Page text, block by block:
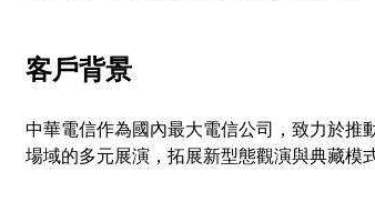
客戶背景
中華電信作為國內最大電信公司，致力於推
場域的多元展演，拓展新型態觀演與典藏模式